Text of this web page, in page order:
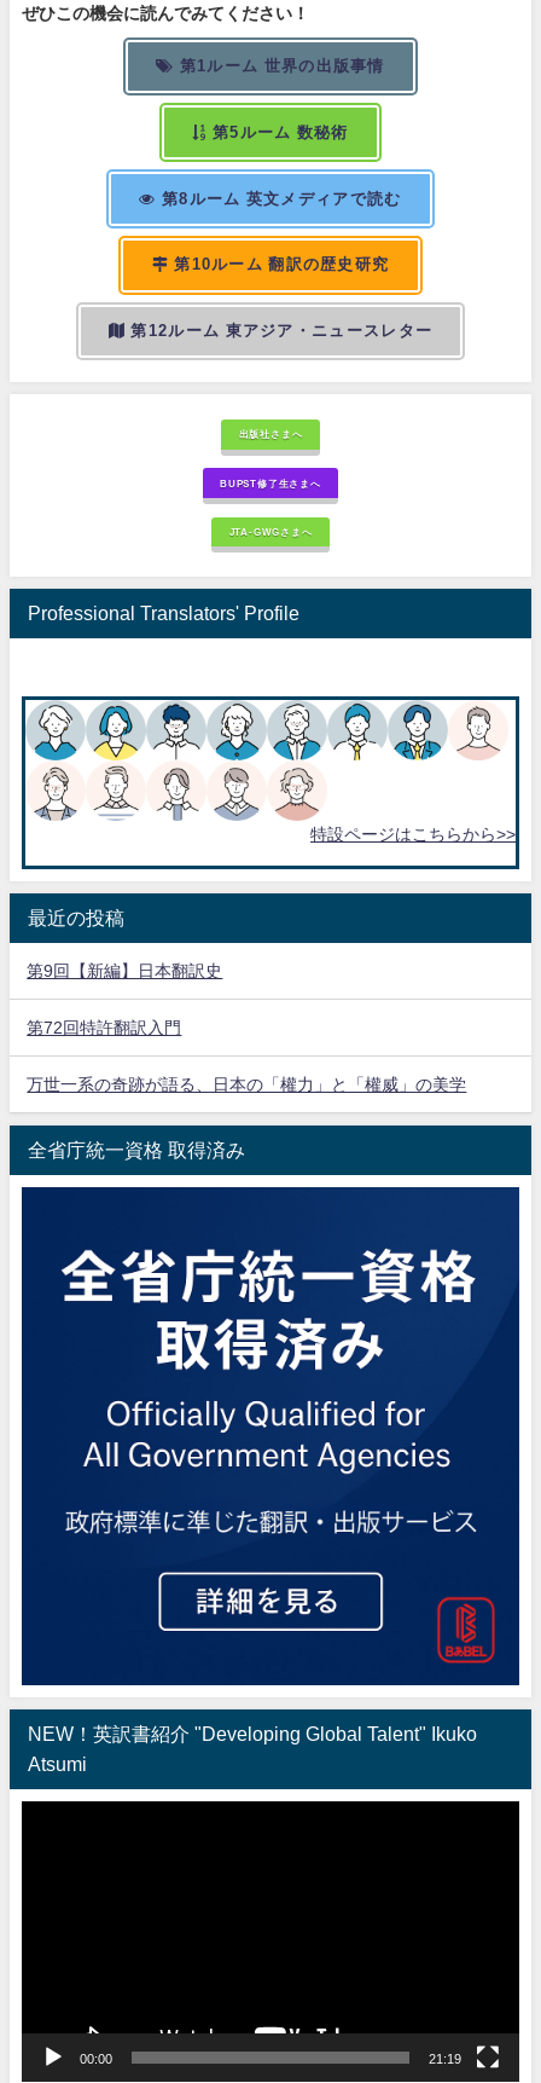
ぜひこの機会に読んでみてください！
第1ルーム 世界の出版事情
第5ルーム 数秘術
第8ルーム 英文メディアで読む
第10ルーム 翻訳の歴史研究
第12ルーム 東アジア・ニュースレター
出版社さまへ
BUPST修了生さまへ
JTA-GWGさまへ
Professional Translators' Profile
特設ページはこちらから>>
最近の投稿
第9回【新編】日本翻訳史
第72回特許翻訳入門
万世一系の奇跡が語る、日本の「權力」と「權威」の美学
全省庁統一資格 取得済み
NEW！英訳書紹介 "Developing Global Talent" Ikuko
Atsumi
00:00 21:19